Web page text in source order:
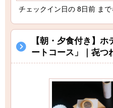
チェックイン日の 8日前 ま
【朝・夕食付き】
ートコース」｜㐂つ